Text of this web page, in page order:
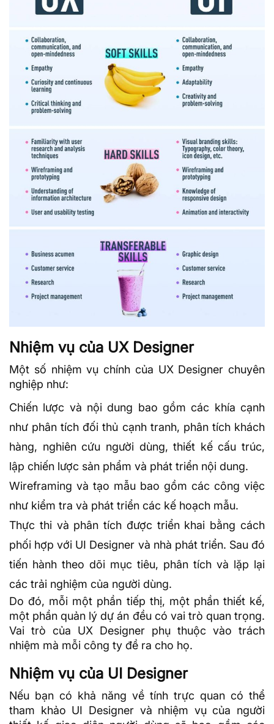
Nhiệm vụ của UX Designer
Một số nhiệm vụ chính của UX Designer chuyên
nghiệp như:
Chiến lược và nội dung bao gồm các khía cạnh
như phân tích đối thủ cạnh tranh, phân tích khách
hàng, nghiên cứu người dùng, thiết kế cấu trúc,
lập chiến lược sản phẩm và phát triển nội dung.
Wireframing và tạo mẫu bao gồm các công việc
như kiểm tra và phát triển các kế hoạch mẫu.
Thực thi và phân tích được triển khai bằng cách
phối hợp với UI Designer và nhà phát triển. Sau đó
tiến hành theo dõi mục tiêu, phân tích và lặp lại
các trải nghiệm của người dùng.
Do đó, mỗi một phần tiếp thị, một phần thiết kế,
một phần quản lý dự án đều có vai trò quan trọng.
Vai trò của UX Designer phụ thuộc vào trách
nhiệm mà mỗi công ty đề ra cho họ.
Nhiệm vụ của UI Designer
Nếu bạn có khả năng về tính trực quan có thể
tham khảo UI Designer và nhiệm vụ của người